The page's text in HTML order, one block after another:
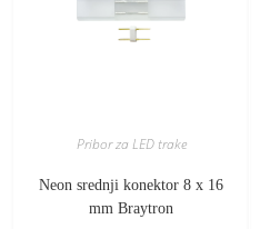
Pribor za LED trake
Neon srednji konektor 8 x 16
mm Braytron